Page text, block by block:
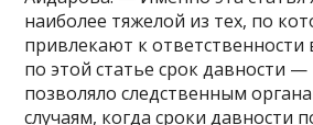
наиболее тяжелой из тех, по
привлекают к
по этой статье срок давности —
позволяло следственным
случаям, когда сроки давности